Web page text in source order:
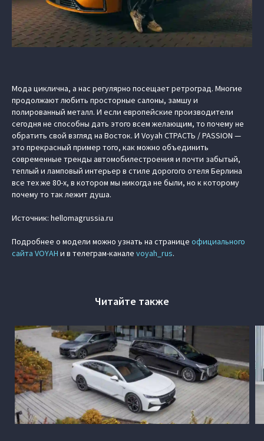
Мода циклична, а нас регулярно посещает ретроград. Многие
продолжают любить просторные салоны, замшу и
полированный металл. И если европейские производители
сегодня не способны дать этого всем желающим, то почему не
обратить свой взгляд на Восток. И Voyah СТРАСТЬ / PASSION —
это прекрасный пример того, как можно объединить
современные тренды автомобилестроения и почти забытый,
теплый и ламповый интерьер в стиле дорогого отеля Берлина
все тех же 80-х, в котором мы никогда не были, но к которому
почему то так лежит душа.
Источник: hellomagrussia.ru
Подробнее о модели можно узнать на странице официального
сайта VOYAH и в телеграм-канале voyah_rus.
Читайте также